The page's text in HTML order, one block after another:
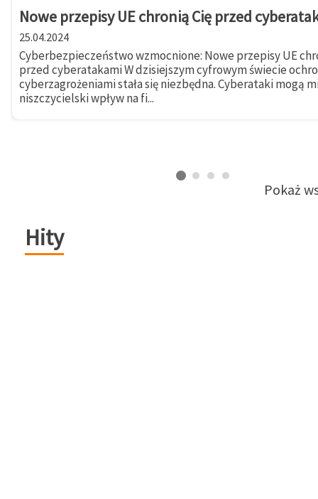
Nowe przepisy UE chronią Cię przed
25.04.2024
Cyberbezpieczeństwo wzmocnione: Nowe przepisy UE
przed cyberatakami W dzisiejszym cyfrowym świecie
cyberzagrożeniami stała się niezbędna. Cyberataki mogą
niszczycielski wpływ na fi...
Pokaż
Hity